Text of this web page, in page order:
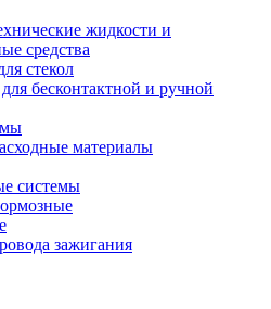
жидкости и
средства
стекол
бесконтактной и ручной
материалы
системы
зажигания